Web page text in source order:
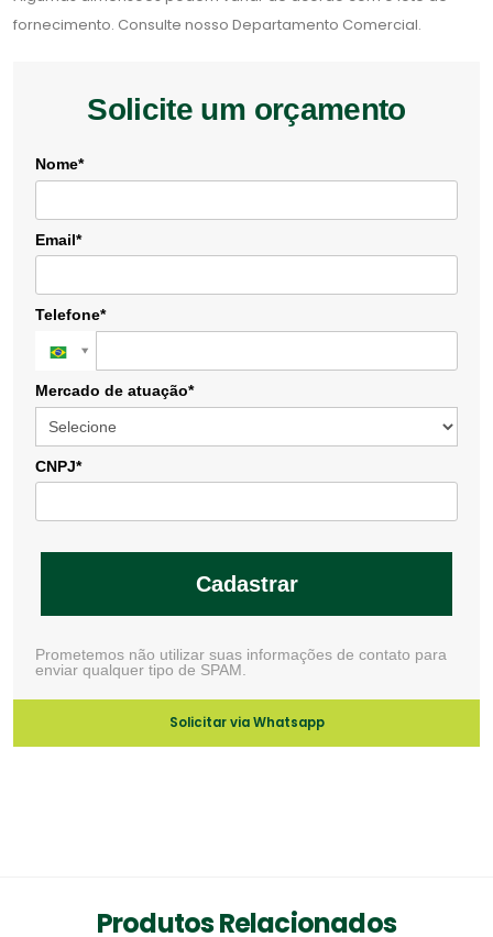
fornecimento. Consulte nosso Departamento Comercial.
Solicite um orçamento
Nome*
Email*
Telefone*
Mercado de atuação*
CNPJ*
Cadastrar
Prometemos não utilizar suas informações de contato para
enviar qualquer tipo de SPAM.
Solicitar via Whatsapp
Produtos Relacionados